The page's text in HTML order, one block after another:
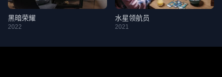
黑暗荣耀
2022
水星领航员
2021